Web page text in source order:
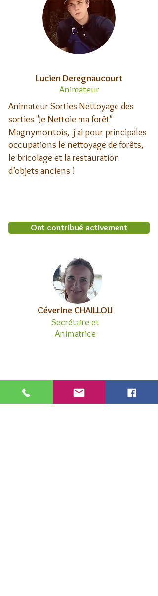
Lucien Deregnaucourt
Animateur
Animateur Sorties Nettoyage des
sorties "Je Nettoie ma forêt"
Magnymontois, j'ai pour principales
occupations le nettoyage de forêts,
le bricolage et la restauration
d’objets anciens !
Ont contribué activement
Céverine CHAILLOU
Secrétaire et
Animatrice